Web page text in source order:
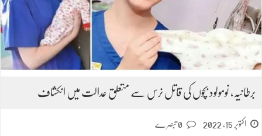
برطانیہ، نومولود بچوں کی قاتل نرس سے متعلق عدالت میں انکشاف
اکتوبر 15, 2022